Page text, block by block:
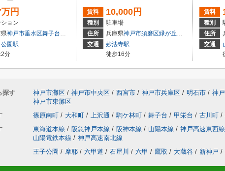
円
ョン
神戸市垂水区舞子台１丁目１－８
園駅
分
賃料 10,000円
種別
駐車場
住所
兵庫県神戸市須磨区緑が丘２丁目885-58(地
交通
妙法寺駅
徒歩16分
賃料
種別
住所
交通
探す 神戸市灘区 / 神戸市中央区 / 西宮市 / 神戸市兵庫区 / 明石市 / 神
神戸市東灘区
篠原南町 / 大和町 / 上沢通 / 駒ケ林町 / 舞子台 / 甲栄台 / 古川町 /
東海道本線 / 阪急神戸本線 / 阪神本線 / 山陽本線 / 神戸高速東西線
山陽電鉄本線 / 神戸高速南北線
王子公園 / 摩耶 / 六甲道 / 石屋川 / 六甲 / 鷹取 / 大蔵谷 / 新神戸 /